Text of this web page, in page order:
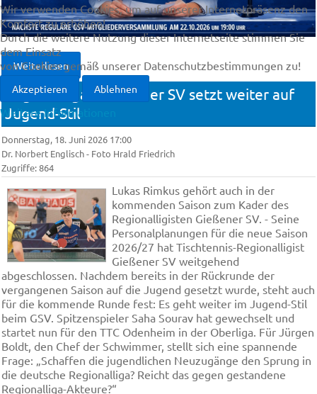
Weiterlesen
Regionalliga :: Gießener SV setzt weiter auf
Jugend-Stil
Donnerstag, 18. Juni 2026 17:00
Dr. Norbert Englisch - Foto Hrald Friedrich
Zugriffe: 864
Lukas Rimkus gehört auch in der
kommenden Saison zum Kader des
Regionalligisten Gießener SV. - Seine
Personalplanungen für die neue Saison
2026/27 hat Tischtennis-Regionalligist
Gießener SV weitgehend
abgeschlossen. Nachdem bereits in der Rückrunde der
vergangenen Saison auf die Jugend gesetzt wurde, steht auch
für die kommende Runde fest: Es geht weiter im Jugend-Stil
beim GSV. Spitzenspieler Saha Sourav hat gewechselt und
startet nun für den TTC Odenheim in der Oberliga. Für Jürgen
Boldt, den Chef der Schwimmer, stellt sich eine spannende
Frage: „Schaffen die jugendlichen Neuzugänge den Sprung in
die deutsche Regionalliga? Reicht das gegen gestandene
Regionalliga-Akteure?“
Wir verwenden Cookies, um auf unserer Internetpräsenz den
Komfort zu erhöhen!
Durch die weitere Nutzung dieser Internetseite stimmen Sie
dem Einsatz
von Cookies gemäß unserer Datenschutzbestimmungen zu!
Akzeptieren Ablehnen
Weitere Informationen